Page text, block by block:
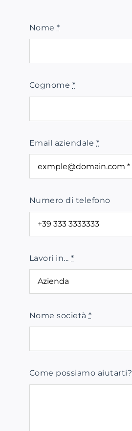
Nome*
Cognome *
Email aziendale *
Numero di telefono
Lavori in...*
Nome società*
Come possiamo aiutarti?